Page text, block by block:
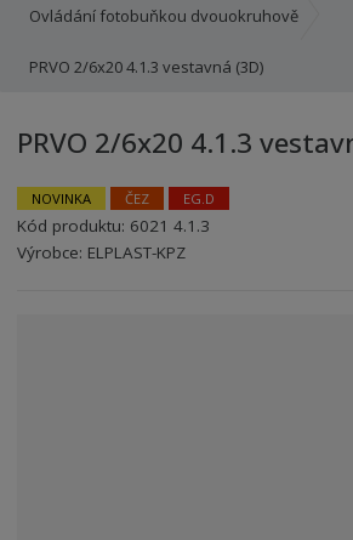
o
n
t
a
n
a
Ovládání fotobuňkou dvouokruhově
PRVO 2/6x20 4.1.3 vestavná (3D)
PRVO 2/6x20 4.1.3
NOVINKA ČEZ EG.D
Kód produktu: 6021 4.1.3
Kód výrobce: 8595208660214
Kód dodavatele:8595208660214
Výrobce: ELPLAST-KPZ